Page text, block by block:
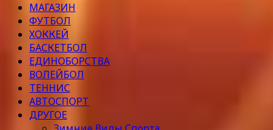
МАГАЗИН
ФУТБОЛ
ХОККЕЙ
БАСКЕТБОЛ
ЕДИНОБОРСТВА
ВОЛЕЙБОЛ
ТЕННИС
АВТОСПОРТ
ДРУГОЕ